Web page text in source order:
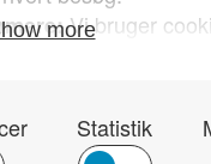
tilbage ved
nej (Emnid/Bild
sig kritisk til
læsere: ”Deler de